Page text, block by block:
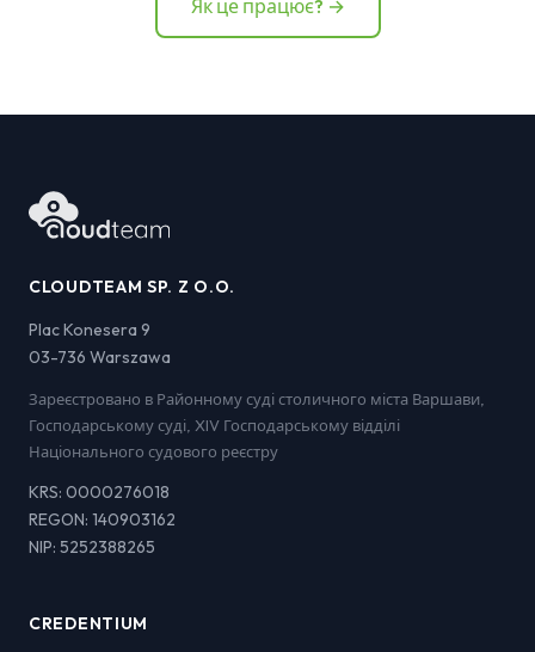
Як це працює? →
CLOUDTEAM SP. Z O.O.
Plac Konesera 9
03-736 Warszawa
Зареєстровано в Районному суді столичного міста Варшави,
Господарському суді, XIV Господарському відділі
Національного судового реєстру
KRS: 0000276018
REGON: 140903162
NIP: 5252388265
CREDENTIUM